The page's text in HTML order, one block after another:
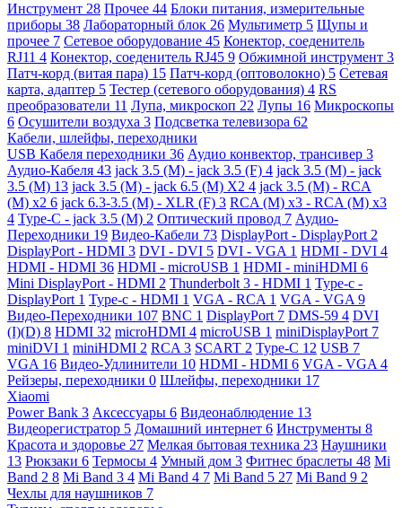
Инструмент 28 Прочее 44 Блоки питания, измерительные
приборы 38 Лабораторный блок 26 Мультиметр 5 Щупы и
прочее 7 Сетевое оборудование 45 Конектор, соеденитель
RJ11 4 Конектор, соеденитель RJ45 9 Обжимной инструмент 3
Патч-корд (витая пара) 15 Патч-корд (оптоволокно) 5 Сетевая
карта, адаптер 5 Тестер (сетевого оборудования) 4 RS
преобразователи 11 Лупа, микроскоп 22 Лупы 16 Микроскопы
6 Осушители воздуха 3 Подсветка телевизора 62
Кабели, шлейфы, переходники
USB Кабеля переходники 36 Аудио конвектор, трансивер 3
Аудио-Кабеля 43 jack 3.5 (M) - jack 3.5 (F) 4 jack 3.5 (M) - jack
3.5 (M) 13 jack 3.5 (M) - jack 6.5 (M) X2 4 jack 3.5 (M) - RCA
(M) x2 6 jack 6.3-3.5 (M) - XLR (F) 3 RCA (M) x3 - RCA (M) x3
4 Type-C - jack 3.5 (M) 2 Оптический провод 7 Аудио-
Переходники 19 Видео-Кабели 73 DisplayPort - DisplayPort 2
DisplayPort - HDMI 3 DVI - DVI 5 DVI - VGA 1 HDMI - DVI 4
HDMI - HDMI 36 HDMI - microUSB 1 HDMI - miniHDMI 6
Mini DisplayPort - HDMI 2 Thunderbolt 3 - HDMI 1 Type-c -
DisplayPort 1 Type-c - HDMI 1 VGA - RCA 1 VGA - VGA 9
Видео-Переходники 107 BNC 1 DisplayPort 7 DMS-59 4 DVI
(I)(D) 8 HDMI 32 microHDMI 4 microUSB 1 miniDisplayPort 7
miniDVI 1 miniHDMI 2 RCA 3 SCART 2 Type-C 12 USB 7
VGA 16 Видео-Удлинители 10 HDMI - HDMI 6 VGA - VGA 4
Рейзеры, переходники 0 Шлейфы, переходники 17
Xiaomi
Power Bank 3 Аксессуары 6 Видеонаблюдение 13
Видеорегистратор 5 Домашний интернет 6 Инструменты 8
Красота и здоровье 27 Мелкая бытовая техника 23 Наушники
13 Рюкзаки 6 Термосы 4 Умный дом 3 Фитнес браслеты 48 Mi
Band 2 8 Mi Band 3 4 Mi Band 4 7 Mi Band 5 27 Mi Band 9 2
Чехлы для наушников 7